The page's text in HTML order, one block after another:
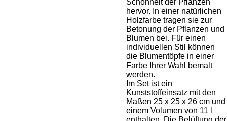
Schönheit der Pflanzen
hervor. In einer natürlichen
Holzfarbe tragen sie zur
Betonung der Pflanzen und
Blumen bei. Für einen
individuellen Stil können
die Blumentöpfe in einer
Farbe Ihrer Wahl bemalt
werden.
Im Set ist ein
Kunststoffeinsatz mit den
Maßen 25 x 25 x 26 cm und
einem Volumen von 11 l